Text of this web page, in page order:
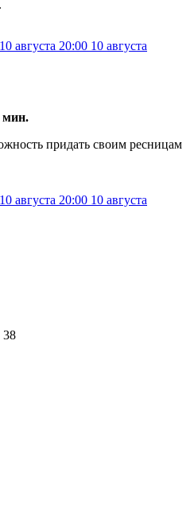
10 августа 20:00 10 августа
мин.
придать своим ресницам
10 августа 20:00 10 августа
38